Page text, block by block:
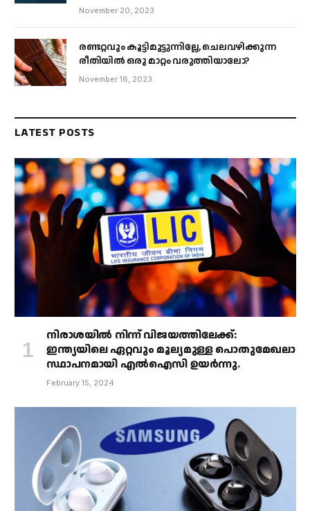
November 20, 2023
രണ്ടറ്റവും കൂട്ടിമുട്ടുന്നില്ലേ, ചെലവഴിക്കുന്ന
രീതിയിൽ ഒരു മാറ്റം വരുത്തിയാലോ?
November 16, 2023
LATEST POSTS
നിരാശയിൽ നിന്ന് വിജയത്തിലേക്ക്:
ഇന്ത്യയിലെ ഏറ്റവും മൂല്യമുള്ള പൊതുമേഖലാ
സ്ഥാപനമായി എൽഐസി ഉയർന്നു.
February 15, 2024